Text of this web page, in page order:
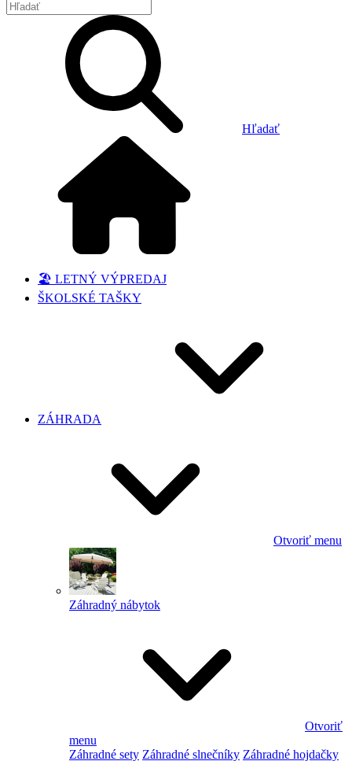
Hľadať
🏖️ LETNÝ VÝPREDAJ
ŠKOLSKÉ TAŠKY
ZÁHRADA
Otvoriť menu
Záhradný nábytok
Otvoriť
menu
Záhradné sety Záhradné slnečníky Záhradné hojdačky